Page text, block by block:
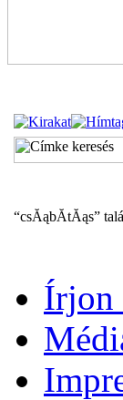
“csĂąbĂ­tĂąs”
Írjon